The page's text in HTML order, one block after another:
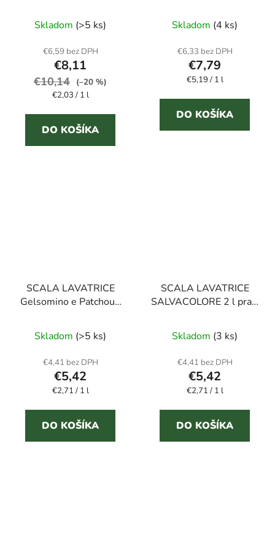
Skladom (>5 ks)
€6,59 bez DPH
€8,11
€10,14
(–20 %)
Jednotková
€2,03 / 1 l
DO KOŠÍKA
hodnotenie
produktu
je
5,0
z
5
hviezdičiek.
Skladom (4 ks)
€6,33 bez DPH
€7,79
Jednotková
€5,19 / 1 l
DO KOŠÍKA
SCALA LAVATRICE
Gelsomino e Patchouli
Skladom (>5 ks)
€4,41 bez DPH
€5,42
Jednotková
€2,71 / 1 l
DO KOŠÍKA
SCALA LAVATRICE
SALVACOLORE 2 l prací
Skladom (3 ks)
€4,41 bez DPH
€5,42
Jednotková
€2,71 / 1 l
DO KOŠÍKA